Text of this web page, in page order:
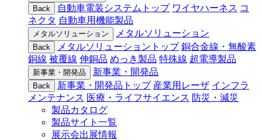
Back 自動車電装システムトップ ワイヤハーネス コ
ネクタ 自動車用機能製品
メタルソリューション メタルソリューション
Back メタルソリューショントップ 銅合金線・無酸素
銅線 被覆線 伸銅品 めっき製品 特殊線 超電導製品
新事業・開発品 新事業・開発品
Back 新事業・開発品トップ 産業用レーザ インフラ
メンテナンス 医療・ライフサイエンス 防災・減災
製品カタログ
製品サイト一覧
展示会出展情報